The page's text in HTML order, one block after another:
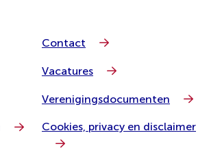
Contact
Vacatures
Verenigingsdocumenten
Cookies, privacy en disclaimer